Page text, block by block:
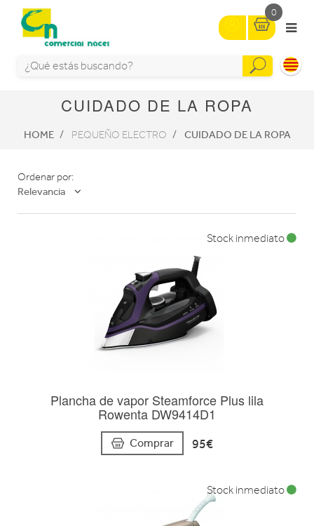
0
CUIDADO DE LA ROPA
HOME PEQUEÑO ELECTRO CUIDADO DE LA ROPA
Ordenar por:
Relevancia
Plancha de vapor Steamforce Plus lila
Rowenta DW9414D1
Comprar 95€
Stock inmediato
Stock inmediato